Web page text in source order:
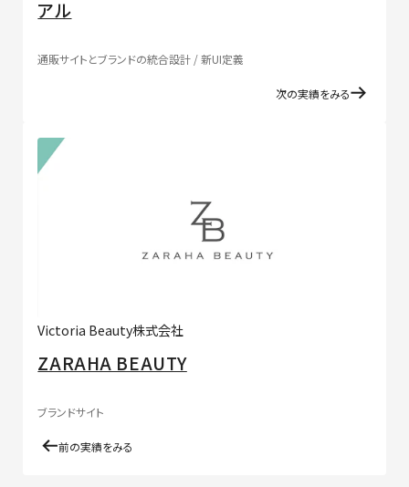
Victoria Beauty株式会社
ZARAHA BEAUTY
ブランドサイト
前の実績をみる
アル
通販サイトとブランドの統合設計 / 新UI定義
次の実績をみる